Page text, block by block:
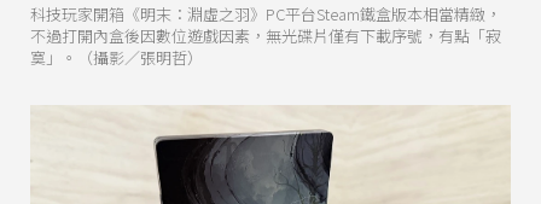
科技玩家開箱《明末：淵虛之羽》PC平台Steam鐵盒版本相當精緻，
不過打開內盒後因數位遊戲因素，無光碟片僅有下載序號，有點「寂
寞」。（攝影／張明哲）